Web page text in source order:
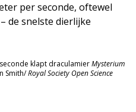
per seconde, oftewel
de snelste dierlijke
klapt draculamierMysterium
Smith/Royal Society Open Science